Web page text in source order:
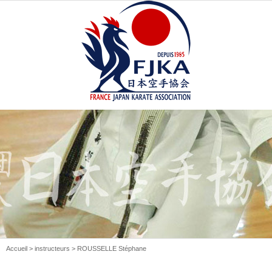
Accueil > instructeurs > ROUSSELLE Stéphane